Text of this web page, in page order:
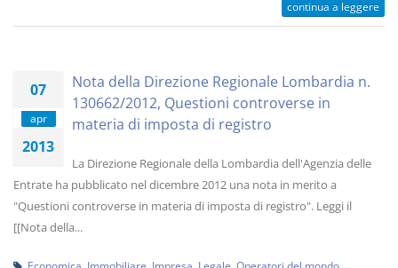
continua a leggere
07
apr
2013
Nota della Direzione Regionale Lombardia n.
130662/2012, Questioni controverse in
materia di imposta di registro
La Direzione Regionale della Lombardia dell'Agenzia delle
Entrate ha pubblicato nel dicembre 2012 una nota in merito a
"Questioni controverse in materia di imposta di registro". Leggi il
[[Nota della...